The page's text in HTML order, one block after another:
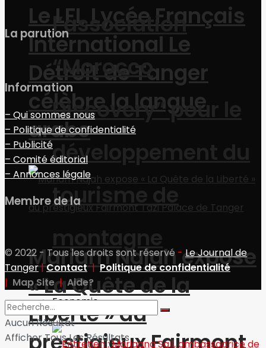
Le LFI, Lycée Français
International Le
Détroit de Tanger
célèbre la langue
arabe
Mariam Najah expose
« La Quête de la
Liberté » au
l’association
“Morocco
Discovery” pour le
développement du
tourisme de
montagne
Economie
La parution
Information
– Qui sommes nous
– Politique de confidentialité
– Publicité
– Comité éditorial
– Annonces légale
Membre de la
© 2022 - Tous les droits sont réservé - Le Journal de
Tanger|Contact |Politique de confidentialité
| Map Site|Aide?
Aucun Résultat
Afficher Tous Les Résultats